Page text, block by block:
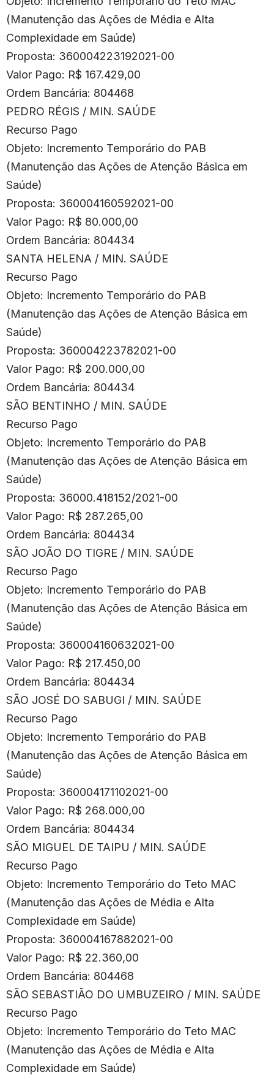
(Manutenção das Ações de Média e Alta
Complexidade em Saúde)
Proposta: 360004223192021-00
Valor Pago: R$ 167.429,00
Ordem Bancária: 804468
PEDRO RÉGIS / MIN. SAÚDE
Recurso Pago
Objeto: Incremento Temporário do PAB
(Manutenção das Ações de Atenção Básica em
Saúde)
Proposta: 360004160592021-00
Valor Pago: R$ 80.000,00
Ordem Bancária: 804434
SANTA HELENA / MIN. SAÚDE
Recurso Pago
Objeto: Incremento Temporário do PAB
(Manutenção das Ações de Atenção Básica em
Saúde)
Proposta: 360004223782021-00
Valor Pago: R$ 200.000,00
Ordem Bancária: 804434
SÃO BENTINHO / MIN. SAÚDE
Recurso Pago
Objeto: Incremento Temporário do PAB
(Manutenção das Ações de Atenção Básica em
Saúde)
Proposta: 36000.418152/2021-00
Valor Pago: R$ 287.265,00
Ordem Bancária: 804434
SÃO JOÃO DO TIGRE / MIN. SAÚDE
Recurso Pago
Objeto: Incremento Temporário do PAB
(Manutenção das Ações de Atenção Básica em
Saúde)
Proposta: 360004160632021-00
Valor Pago: R$ 217.450,00
Ordem Bancária: 804434
SÃO JOSÉ DO SABUGI / MIN. SAÚDE
Recurso Pago
Objeto: Incremento Temporário do PAB
(Manutenção das Ações de Atenção Básica em
Saúde)
Proposta: 360004171102021-00
Valor Pago: R$ 268.000,00
Ordem Bancária: 804434
SÃO MIGUEL DE TAIPU / MIN. SAÚDE
Recurso Pago
Objeto: Incremento Temporário do Teto MAC
(Manutenção das Ações de Média e Alta
Complexidade em Saúde)
Proposta: 360004167882021-00
Valor Pago: R$ 22.360,00
Ordem Bancária: 804468
SÃO SEBASTIÃO DO UMBUZEIRO / MIN. SAÚDE
Recurso Pago
Objeto: Incremento Temporário do Teto MAC
(Manutenção das Ações de Média e Alta
Complexidade em Saúde)